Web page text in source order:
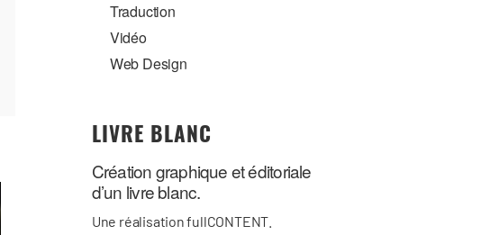
Traduction
Vidéo
Web Design
LIVRE BLANC
Création graphique et éditoriale
d’un livre blanc.
Une réalisation fullCONTENT.